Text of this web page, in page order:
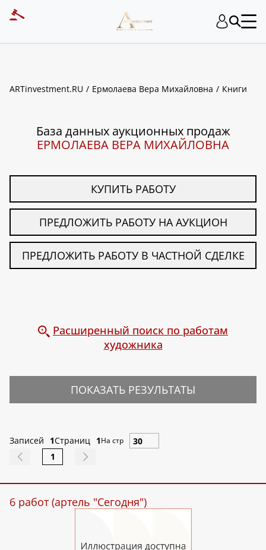
ARTinvestment.RU Ермолаева Вера Михайловна Книги
База данных аукционных продаж
ЕРМОЛАЕВА ВЕРА МИХАЙЛОВНА
КУПИТЬ РАБОТУ
ПРЕДЛОЖИТЬ РАБОТУ НА АУКЦИОН
ПРЕДЛОЖИТЬ РАБОТУ В ЧАСТНОЙ СДЕЛКЕ
Расширенный поиск по работам
художника
ПОКАЗАТЬ РЕЗУЛЬТАТЫ
Записей 1Страниц 1На стр
1
6 работ (артель "Сегодня")